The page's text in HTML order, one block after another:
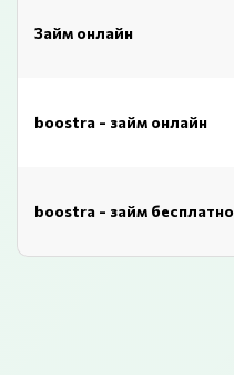
Займ онлайн
boostra - займ онлайн
boostra - займ бесплатно